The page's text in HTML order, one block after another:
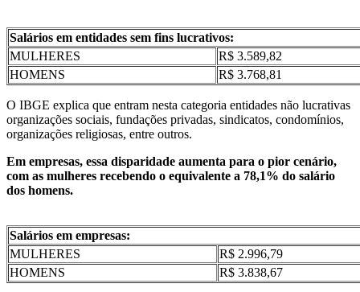
Salários em entidades sem fins lucrativos:
MULHERES
R$ 3.589,82
HOMENS
R$ 3.768,81
O IBGE explica que entram nesta categoria entidades não lucrativas
organizações sociais, fundações privadas, sindicatos, condomínios,
organizações religiosas, entre outros.
Em empresas, essa disparidade aumenta para o pior cenário,
com as mulheres recebendo o equivalente a 78,1% do salário
dos homens.
Salários em empresas:
MULHERES
R$ 2.996,79
HOMENS
R$ 3.838,67